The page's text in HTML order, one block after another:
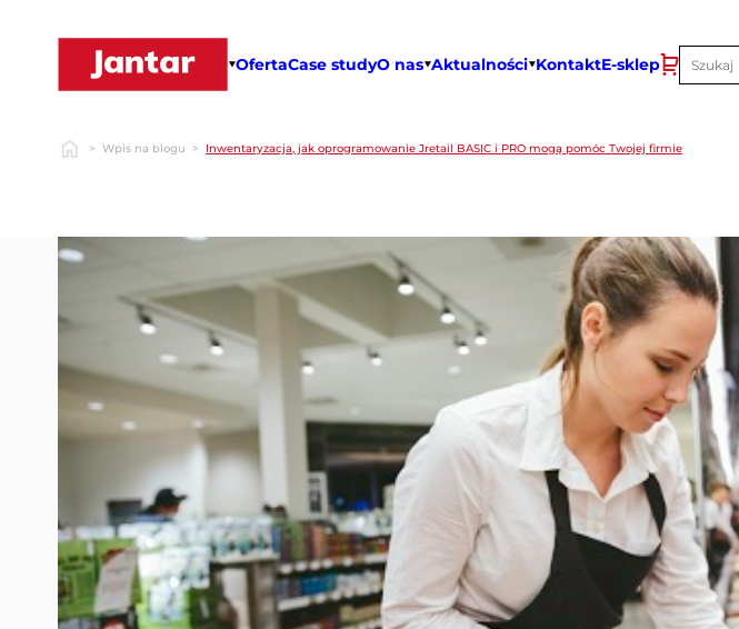
OfertaCase studyO nas Aktualności KontaktE-sklep
> Wpis na blogu > Inwentaryzacja, jak oprogramowanie Jretail BASIC i PRO mogą pomóc Twojej firmie